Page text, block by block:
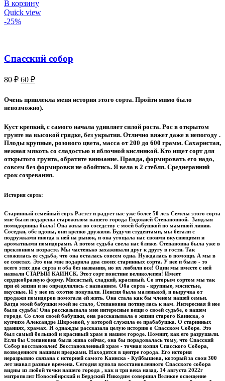
В корзину
Quick view
-25%
Спасский собор
80₽ Первоначальная
80 ₽.
60 ₽Текущая
60 ₽.
Очень привлекла меня история этого сорта. Пройти мимо было
невозможно).
Куст крепкий, с самого начала удивляет силой роста. Рос в открытом
грунте на высокой грядке, без укрытия. Отлично вяжет даже в непогоду .
Плоды крупные, розового цвета, масса от 200 до 600 грамм. Сахаристая,
нежная мякоть со сладостью и яблочной кислинкой. Кто ищет сорт для
открытого грунта, обратите внимание. Правда, формировать его надо,
совсем без формировки не обойтись. Я вела в 2 стебля. Среднеранний
срок созревания.
История сорта:
Старинный семейный сорт. Растет и радует нас уже более 50 лет. Семена этого сорта
мне были подарены старожилом нашего города Евдокией Степановной. Заядлая
помидорница была! Она жила по соседству с моей бабушкой по маминой линии.
Соседки, обе вдовы, они крепко дружили. Будучи студентами, мы бегали с
подружками иногда к ней на рынок, и она угощала нас своими вкуснющими и
ароматными помидорами. А потом судьба свела нас ближе. Степановна была уже в
преклонном возрасте. Мы частенько захаживали друг к другу в гости. Так
сложилась ее судьба, что она осталась совсем одна. Нуждалась в помощи. А мы в
ее советах. Это она мне подарила два своих старинных сорта. У нее и было - то
всего этих два сорта и оба без названия, но их любили все! Один мы вместе с ней
назвали СТАРЫЙ КАИНСК. Этот сорт поистине великолепен! Имеет
сердцеобразную форму. Мясистый, сладкий, красивый. Со вторым сортом мы так
при её жизни и не определились с названием. Оба сорта - крупные, мясистые,
вкусные. И у нее их охотно покупали. Пенсия была маленькой, и выручка от
продажи помидоров помогала ей жить. Она стала как бы членом нашей семьи.
Когда моей бабушки моей не стало, Степановна потянулась к нам. Интересная й нее
была судьба! Она рассказывала мне интересные вещи о своей судьбе, о нашем
городе. Со слов своей бабушки, она рассказывала о жизни старого Каинска, о
купчихе Александре Шкроевой, у которой служила ее прабабушка. О старинных
зданиях, храмах. И однажды рассказала целую историю о Спасском Соборе. Это
был самый большой и красивый храм в нашем городе. Помнит, как его разрушали.
Если бы Степановна была жива сейчас, она бы порадовалась тому, что Спасский
Собор восстановлен! Восстановленный храм - точная копия Спасского Собора,
возведенного нашими предками. Находится в центре города. Его история
неразрывно связана с историей самого Каинска - Куйбышева, который за свои 300
лет знавал разные времена. Сегодня купола восстановленного Спасского собора
видны из любой точки нашего города , как и три века назад. 14 августа 2022г
митрополит Новосибирский и Бердский Никодим совершил Великое освещение